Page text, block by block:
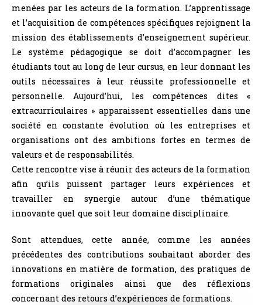
menées par les acteurs de la formation. L’apprentissage
et l’acquisition de compétences spécifiques rejoignent la
mission des établissements d’enseignement supérieur.
Le système pédagogique se doit d’accompagner les
étudiants tout au long de leur cursus, en leur donnant les
outils nécessaires à leur réussite professionnelle et
personnelle. Aujourd’hui, les compétences dites «
extracurriculaires » apparaissent essentielles dans une
société en constante évolution où les entreprises et
organisations ont des ambitions fortes en termes de
valeurs et de responsabilités.
Cette rencontre vise à réunir des acteurs de la formation
afin qu’ils puissent partager leurs expériences et
travailler en synergie autour d’une thématique
innovante quel que soit leur domaine disciplinaire.
Sont attendues, cette année, comme les années
précédentes des contributions souhaitant aborder des
innovations en matière de formation, des pratiques de
formations originales ainsi que des réflexions
concernant des retours d’expériences de formations.